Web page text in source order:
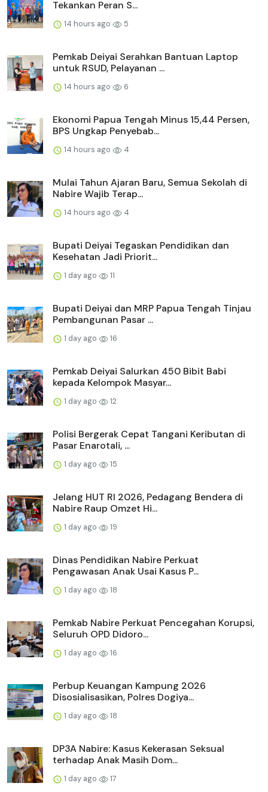
Tekankan Peran S...
14 hours ago 5
Pemkab Deiyai Serahkan Bantuan Laptop
untuk RSUD, Pelayanan ...
14 hours ago 6
Ekonomi Papua Tengah Minus 15,44 Persen,
BPS Ungkap Penyebab...
14 hours ago 4
Mulai Tahun Ajaran Baru, Semua Sekolah di
Nabire Wajib Terap...
14 hours ago 4
Bupati Deiyai Tegaskan Pendidikan dan
Kesehatan Jadi Priorit...
1 day ago 11
Bupati Deiyai dan MRP Papua Tengah Tinjau
Pembangunan Pasar ...
1 day ago 16
Pemkab Deiyai Salurkan 450 Bibit Babi
kepada Kelompok Masyar...
1 day ago 12
Polisi Bergerak Cepat Tangani Keributan di
Pasar Enarotali, ...
1 day ago 15
Jelang HUT RI 2026, Pedagang Bendera di
Nabire Raup Omzet Hi...
1 day ago 19
Dinas Pendidikan Nabire Perkuat
Pengawasan Anak Usai Kasus P...
1 day ago 18
Pemkab Nabire Perkuat Pencegahan Korupsi,
Seluruh OPD Didoro...
1 day ago 16
Perbup Keuangan Kampung 2026
Disosialisasikan, Polres Dogiya...
1 day ago 18
DP3A Nabire: Kasus Kekerasan Seksual
terhadap Anak Masih Dom...
1 day ago 17